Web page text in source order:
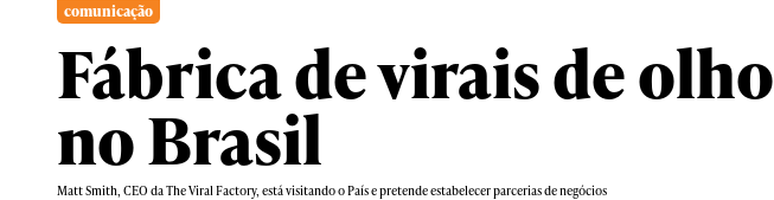
comunicação
Fábrica de virais de olho
no Brasil
Matt Smith, CEO da The Viral Factory, está visitando o País e pretende estabelecer parcerias de negócios